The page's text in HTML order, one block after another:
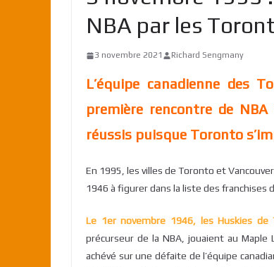
NBA par les
3 novembre 2021 Richard Sengmany
L’équipe canadienne des
première rencontre de
réussis puisque Toronto
En 1995, les villes de Toronto et
1946 à figurer dans la liste des franchises
Le 1er novembre 1946, les Huskies de
précurseur de la NBA, jouaient au Maple
achévé sur une défaite de l’équipe